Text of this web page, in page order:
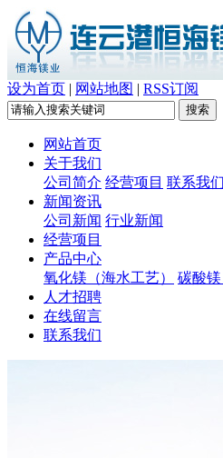
设为首页 | 网站地图 | RSS订阅
网站首页
关于我们
公司简介 经营项目 联系我们
新闻资讯
公司新闻 行业新闻
经营项目
产品中心
氧化镁（海水工艺）
碳酸镁
人才招聘
在线留言
联系我们